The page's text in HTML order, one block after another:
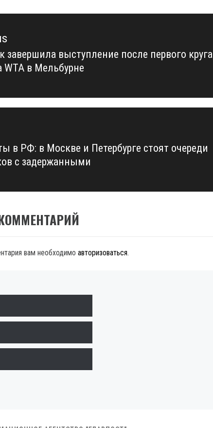
завершила выступление после первого круга
WTA в Мельбурне
в РФ: в Москве и Петербурге стоят очереди
с задержанными
вам необходимо авторизоваться.